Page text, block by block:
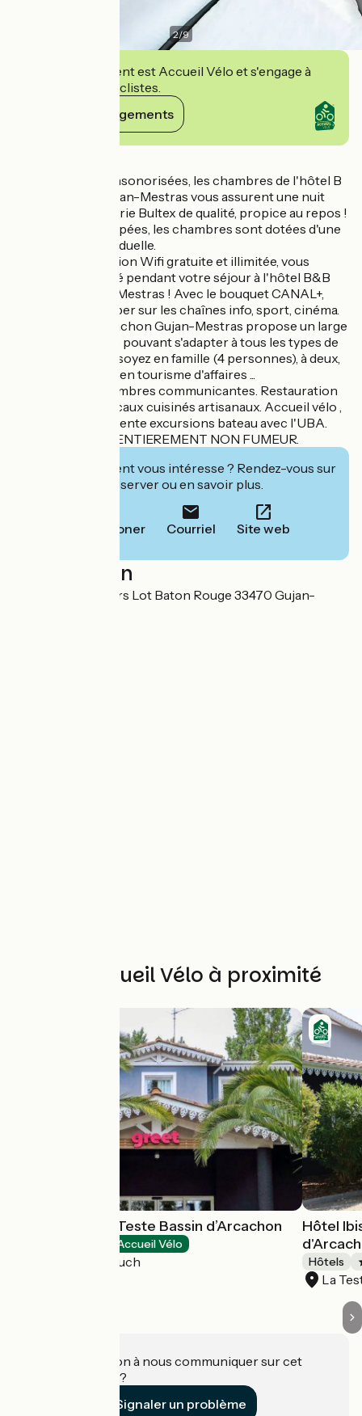
2/9
Cet établissement est Accueil Vélo et s'engage à
accueillir des cyclistes.
Voir ses engagements
Soigneusement insonorisées, les chambres de l'hôtel B
& B Arcachon Gujan-Mestras vous assurent une nuit
tranquille. Une literie Bultex de qualité, propice au repos !
Parfaitement équipées, les chambres sont dotées d'une
salle de bain individuelle.
Grâce à la connexion Wifi gratuite et illimitée, vous
resterez connecté pendant votre séjour à l'hôtel B&B
Arcachon Gujan-Mestras ! Avec le bouquet CANAL+,
vous pourrez zapper sur les chaînes info, sport, cinéma.
L'hôtel B & B Arcachon Gujan-Mestras propose un large
choix de chambre pouvant s'adapter à tous les types de
séjours, que vous soyez en famille (4 personnes), à deux,
seul en voyage ou en tourisme d'affaires ...
Possibilité de chambres communicantes. Restauration
sur place avec bocaux cuisinés artisanaux. Accueil vélo ,
Location vélo et Vente excursions bateau avec l'UBA.
CET HOTEL EST ENTIEREMENT NON FUMEUR.
Cet établissement vous intéresse ? Rendez-vous sur
leur site pour réserver ou en savoir plus.
Téléphoner Courriel Site web
Localisation
1 avenue des Loisirs Lot Baton Rouge 33470 Gujan-
Autres Accueil Vélo à proximité
Greet Hôtel La Teste Bassin d’Arcachon
Accueil Vélo
La Teste-de-Buch
Hôtel
Hôtels
La
Une information à nous communiquer sur cet
établissement ?
Signaler un problème